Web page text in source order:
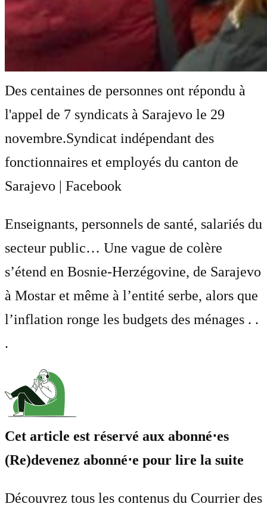
Des centaines de personnes ont répondu à
l'appel de 7 syndicats à Sarajevo le 29
novembre.Syndicat indépendant des
fonctionnaires et employés du canton de
Sarajevo | Facebook
Enseignants, personnels de santé, salariés du
secteur public… Une vague de colère
s’étend en Bosnie-Herzégovine, de Sarajevo
à Mostar et même à l’entité serbe, alors que
l’inflation ronge les budgets des ménages . .
.
Cet article est réservé aux abonné⋅es
(Re)devenez abonné⋅e pour lire la suite
Découvrez tous les contenus du Courrier des